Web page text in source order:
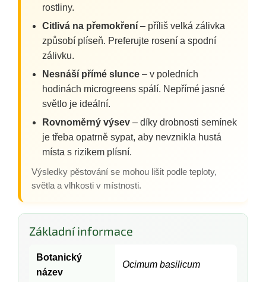
rostliny.
Citlivá na přemokření – příliš velká zálivka
způsobí plíseň. Preferujte rosení a spodní
zálivku.
Nesnáší přímé slunce – v poledních
hodinách microgreens spálí. Nepřímé jasné
světlo je ideální.
Rovnoměrný výsev – díky drobnosti semínek
je třeba opatrně sypat, aby nevznikla hustá
místa s rizikem plísní.
Výsledky pěstování se mohou lišit podle teploty,
světla a vlhkosti v místnosti.
Základní informace
Botanický
název
Ocimum basilicum